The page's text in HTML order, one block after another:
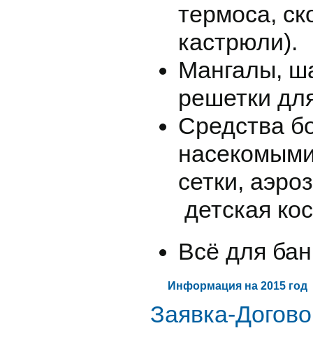
термоса,
кастрюли).
Мангалы,
решетки
Средства
сетки,
детская
Всё для
Информация на 2015 год
Заявка-